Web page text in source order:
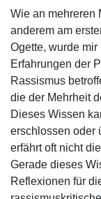
Wie an mehreren
anderem am
Ogette, wurde
Erfahrungen der
Rassismus
die der Mehrheit
Dieses Wissen
erschlossen oder
erfährt oft nicht
Gerade dieses
Reflexionen für